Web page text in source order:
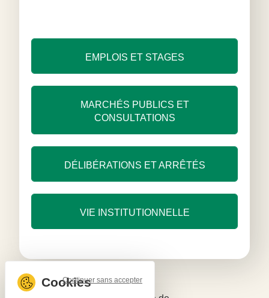
EMPLOIS ET STAGES
MARCHÉS PUBLICS ET
CONSULTATIONS
DÉLIBÉRATIONS ET ARRÊTÉS
VIE INSTITUTIONNELLE
Continuer sans accepter